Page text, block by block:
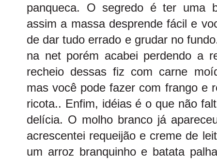
panqueca. O segredo é ter uma
assim a massa desprende fácil e
de dar tudo errado e grudar no
na net porém acabei perdendo a
recheio dessas fiz com carne
mas você pode fazer com frango e
ricota.. Enfim, idéias é o que não
delícia. O molho branco já
acrescentei requeijão e creme de
um arroz branquinho e batata